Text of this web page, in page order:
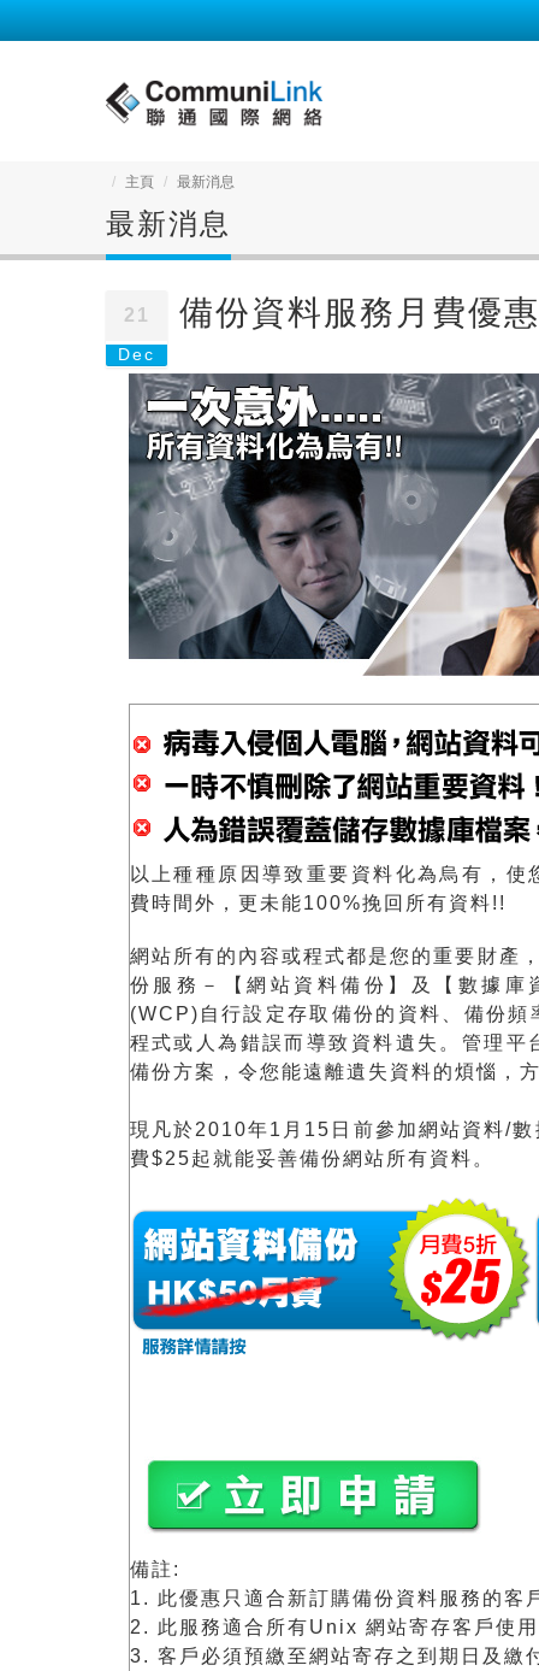
主頁 最新消息
最新消息
21
Dec
備份資料服務月費優
以上種種原因導致重要資料化為烏有，
費時間外，更未能100%挽回所有資料!!
網站所有的內容或程式都是您的重要財
份服務－【網站資料備份】及【數據
(WCP)自行設定存取備份的資料、備份
程式或人為錯誤而導致資料遺失。管理
備份方案，令您能遠離遺失資料的煩惱，
現凡於2010年1月15日前參加網站資料/
費$25起就能妥善備份網站所有資料。
備註:
1. 此優惠只適合新訂購備份資料服務的客
2. 此服務適合所有Unix 網站寄存客戶使
3. 客戶必須預繳至網站寄存之到期日及繳